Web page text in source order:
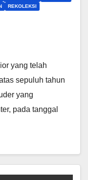
REKOLEKSI
yang telah
sepuluh tahun
yang
pada tanggal